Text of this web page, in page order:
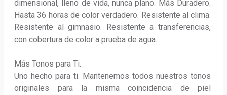
dimensional, lleno de vida, nunca plano. Más Duradero.
Hasta 36 horas de color verdadero. Resistente al clima.
Resistente al gimnasio. Resistente a transferencias,
con cobertura de color a prueba de agua.
Más Tonos para Ti.
Uno hecho para ti. Mantenemos todos nuestros tonos
originales para la misma coincidencia de piel